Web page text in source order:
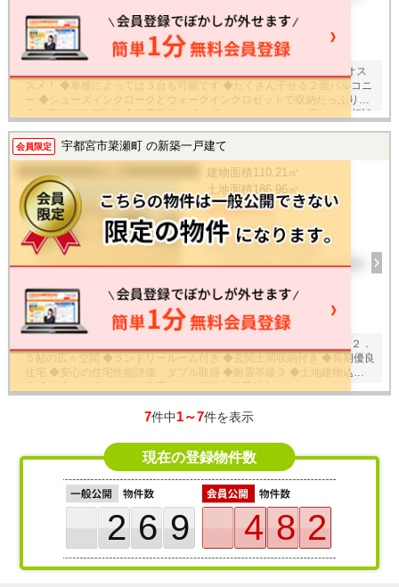
30
枚
◆道路とお庭が分かれているのでプライバシーを確保したい方にもオス
スメ！ ◆車種によっては３台も可能です ◆たくさん干せる２面バルコニ
ー ◆シューズインクロークとウォークインクロゼットで収納たっぷり！
◆住宅性能評価取得 ◆耐震等級３ ◆お車のおまとめなど住宅ローン相談
無料
会員限定 宇都宮市簗瀬町 の新築一戸建て
30
枚
建物面積 110.21㎡
土地面積186.96㎡
4,398万円
4LDK / 2026年
栃木県宇都宮市簗瀬町
ＪＲ東北本線 宇都宮 徒歩33分
◆簗瀬町限定１棟 ◆並列２台駐車可 ◆１階はＬＤＫ＋和室併せて２２．
５帖の広々空間 ◆ランドリールーム付き ◆玄関土間収納付き ◆長期優良
住宅 ◆安心の住宅性能評価 ダブル取得 ◆耐震等級３ ◆土地建物込の価
格 ◆お車のおまとめなど住宅ローン相談無料受付中！
7件中1～7件を表示
現在の登録物件数
269 482